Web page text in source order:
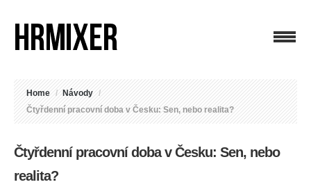
Home / Návody /
Čtyřdenní pracovní doba v Česku: Sen, nebo realita?
Čtyřdenní pracovní doba v Česku: Sen, nebo
realita?